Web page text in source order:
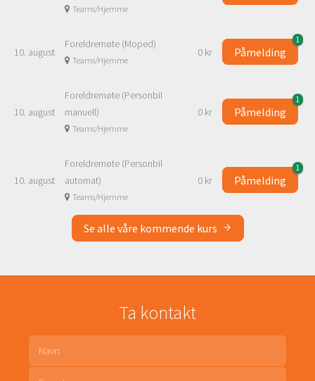
Teams/Hjemme
10. august
Foreldremøte (Moped)
Teams/Hjemme
0 kr Påmelding
1
10. august
Foreldremøte (Personbil
manuell)
Teams/Hjemme
0 kr Påmelding
1
10. august
Foreldremøte (Personbil
automat)
Teams/Hjemme
0 kr Påmelding
1
Se alle våre kommende kurs
Ta kontakt